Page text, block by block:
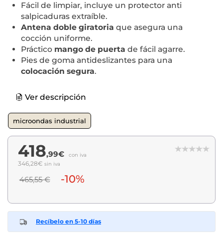
Fácil de limpiar, incluye un protector anti
salpicaduras extraíble.
Antena doble giratoria que asegura una
cocción uniforme.
Práctico mango de puerta de fácil agarre.
Pies de goma antideslizantes para una
colocación segura.
Ver descripción
microondas industrial
418,99€ con iva
346,28€ sin iva
465,55 € -10%
Recíbelo en 5-10 días